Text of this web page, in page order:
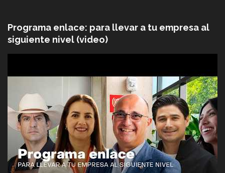
Programa enlace: para llevar a tu empresa al
siguiente nivel (video)